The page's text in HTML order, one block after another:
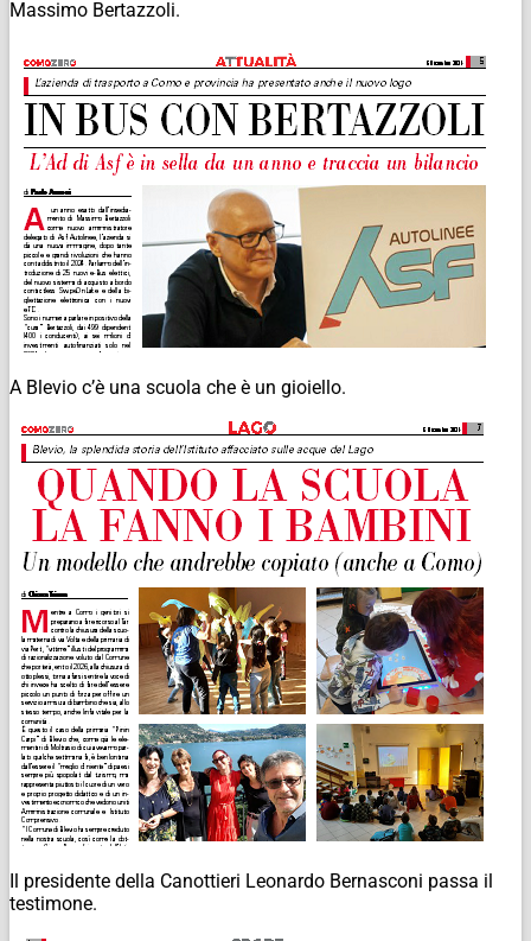
Massimo Bertazzoli.
A Blevio c’è una scuola che è un gioiello.
Il presidente della Canottieri Leonardo Bernasconi passa il
testimone.